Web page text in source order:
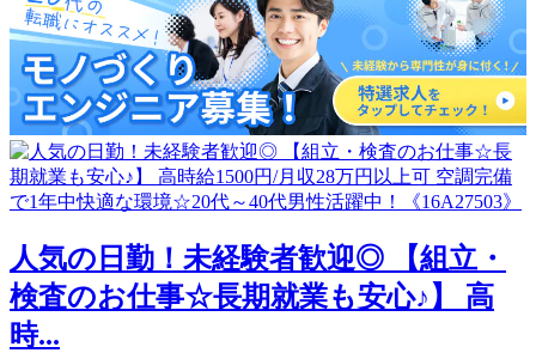
人気の日勤！未経験者歓迎◎ 【組立・
検査のお仕事☆長期就業も安心♪】 高
時...